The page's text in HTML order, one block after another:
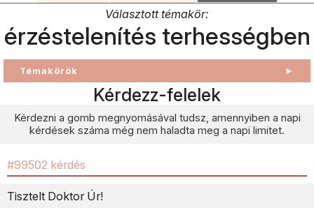
Választott témakör:
érzéstelenítés terhességben
Témakörök ►
Kérdezz-felelek
Kérdezni a gomb megnyomásával tudsz, amennyiben a napi
kérdések száma még nem haladta meg a napi limitet.
#99502 kérdés
Tisztelt Doktor Úr!